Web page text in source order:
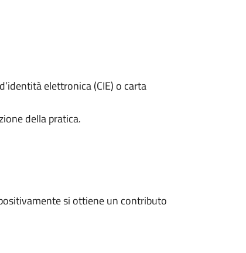
elettronica (CIE) o carta
della pratica.
si ottiene un contributo